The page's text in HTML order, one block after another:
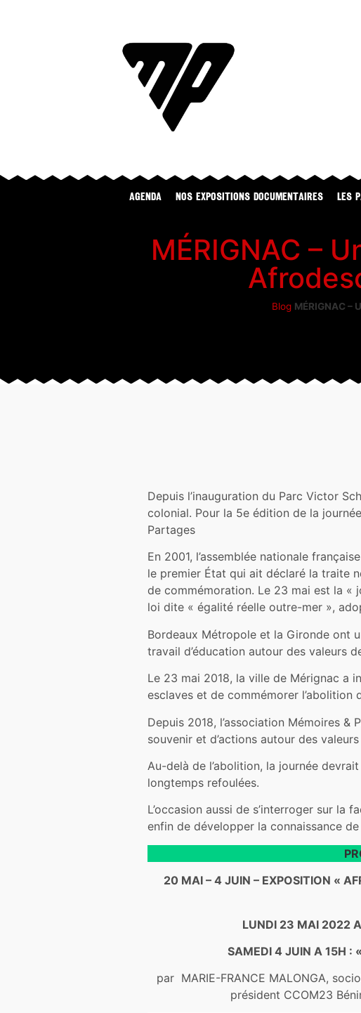
Agenda NOS EXPOSITIONS DOCUMENTAIRES LES
MÉRIGNAC –
Blog MÉRIGNAC
Depuis l’inauguration du Parc Victor
colonial. Pour la 5e édition de la
Partages
En 2001, l’assemblée nationale
le premier État qui ait déclaré la traite
de commémoration. Le 23 mai est la «
loi dite « égalité réelle outre-mer »,
Bordeaux Métropole et la Gironde ont
travail d’éducation autour des valeurs
Le 23 mai 2018, la ville de Mérignac a
esclaves et de commémorer l’abolition
Depuis 2018, l’association Mémoires
souvenir et d’actions autour des
Au-delà de l’abolition, la journée
longtemps refoulées.
L’occasion aussi de s’interroger sur
enfin de développer la connaissance
20 MAI – 4 JUIN – EXPOSITION «
LUNDI 23 MAI 2022
SAMEDI 4 JUIN A 15H :
par MARIE-FRANCE MALONGA,
président CCOM23